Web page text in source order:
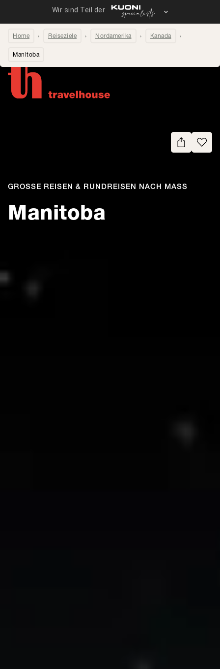
Home Reiseziele Nordamerika Kanada
Manitoba
GROSSE REISEN & RUNDREISEN NACH MASS
Manitoba